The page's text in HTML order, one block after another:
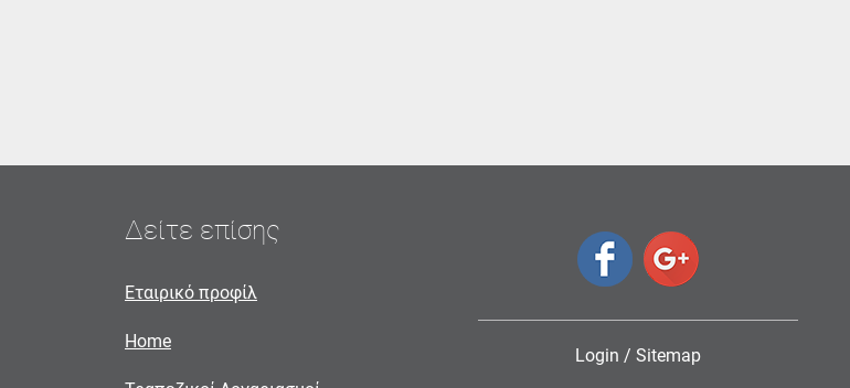
Δείτε επίσης
Εταιρικό προφίλ
Home
Login / Sitemap